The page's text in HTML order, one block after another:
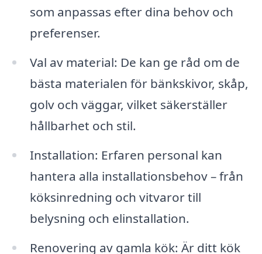
som anpassas efter dina behov och
preferenser.
Val av material: De kan ge råd om de
bästa materialen för bänkskivor, skåp,
golv och väggar, vilket säkerställer
hållbarhet och stil.
Installation: Erfaren personal kan
hantera alla installationsbehov – från
köksinredning och vitvaror till
belysning och elinstallation.
Renovering av gamla kök: Är ditt kök